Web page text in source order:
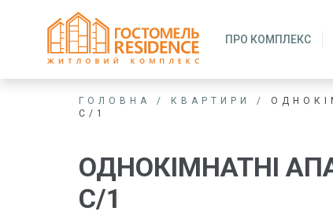
ПРО КОМПЛЕКС
ГОЛОВНА / КВАРТИРИ /
С/1
ОДНОКІМНАТНІ
С/1